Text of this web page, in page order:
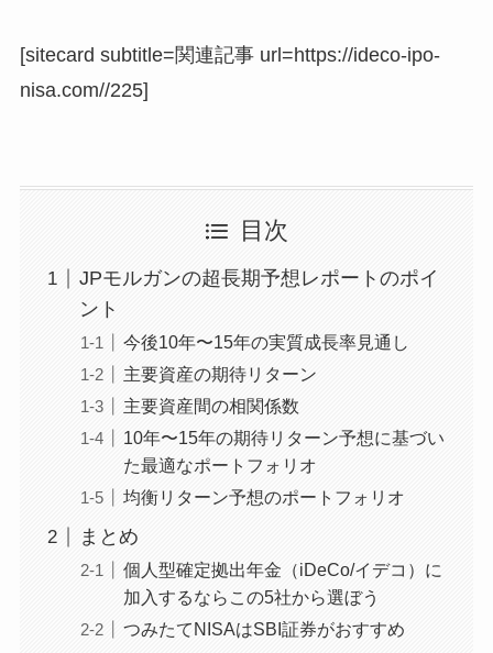
[sitecard subtitle=関連記事 url=https://ideco-ipo-
nisa.com//225]
目次
JPモルガンの超長期予想レポートのポイ
ント
今後10年〜15年の実質成長率見通し
主要資産の期待リターン
主要資産間の相関係数
10年〜15年の期待リターン予想に基づい
た最適なポートフォリオ
均衡リターン予想のポートフォリオ
まとめ
個人型確定拠出年金（iDeCo/イデコ）に
加入するならこの5社から選ぼう
つみたてNISAはSBI証券がおすすめ